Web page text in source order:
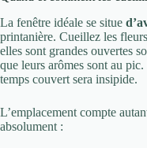
La fenêtre idéale se situe
printanière. Cueillez les fleurs
elles sont grandes ouvertes
que leurs arômes sont au
temps couvert sera insipide.
L’emplacement compte
absolument :